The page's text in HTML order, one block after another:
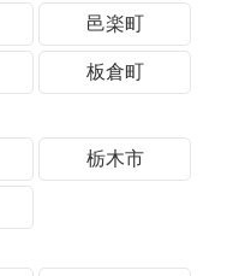
邑楽町
板倉町
栃木市